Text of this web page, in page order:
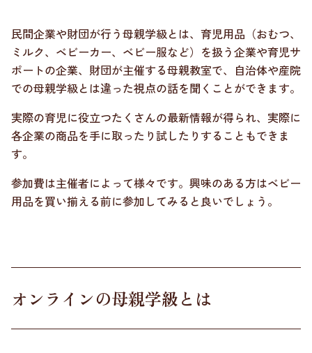
民間企業や財団が行う母親学級とは、育児用品（おむつ、
ミルク、ベビーカー、ベビー服など）を扱う企業や育児サ
ポートの企業、財団が主催する母親教室で、自治体や産院
での母親学級とは違った視点の話を聞くことができます。
実際の育児に役立つたくさんの最新情報が得られ、実際に
各企業の商品を手に取ったり試したりすることもできま
す。
参加費は主催者によって様々です。興味のある方はベビー
用品を買い揃える前に参加してみると良いでしょう。
オンラインの母親学級とは